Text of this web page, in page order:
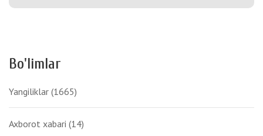
Bo'limlar
Yangiliklar (1665)
Axborot xabari (14)